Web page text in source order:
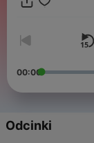
00:00
Odcinki